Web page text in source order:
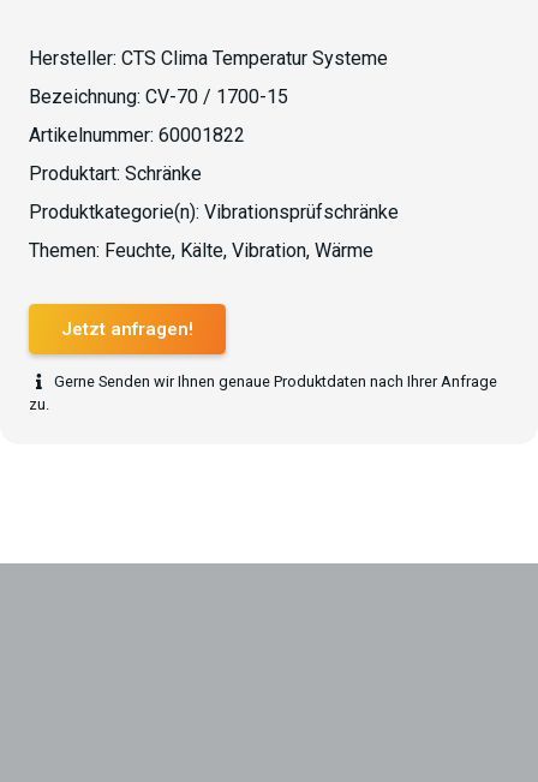
Hersteller: CTS Clima Temperatur Systeme
Bezeichnung: CV-70 / 1700-15
Artikelnummer: 60001822
Produktart: Schränke
Produktkategorie(n): Vibrationsprüfschränke
Themen: Feuchte, Kälte, Vibration, Wärme
Jetzt anfragen!
Gerne Senden wir Ihnen genaue Produktdaten nach Ihrer Anfrage
zu.